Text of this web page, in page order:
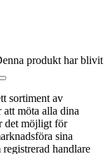
produkt har blivit
sortiment av
möta alla dina
det möjligt för
sina
handlare